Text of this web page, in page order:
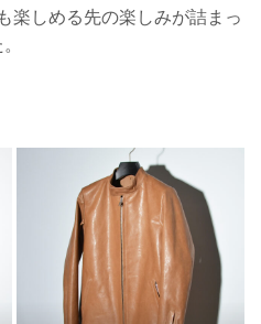
楽しめる先の楽しみが詰まっ